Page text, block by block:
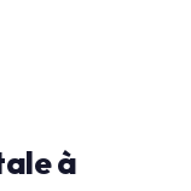
à